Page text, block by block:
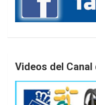
Videos del Canal